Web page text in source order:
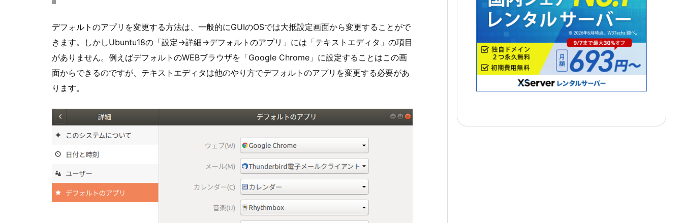
デフォルトのアプリを変更する方法は、一般的にGUIのOSでは大抵設定画面から変更することがで
きます。しかしUbuntu18の「設定→詳細→デフォルトのアプリ」には「テキストエディタ」の項目
がありません。例えばデフォルトのWEBブラウザを「Google Chrome」に設定することはこの画
面からできるのですが、テキストエディタは他のやり方でデフォルトのアプリを変更する必要があ
ります。